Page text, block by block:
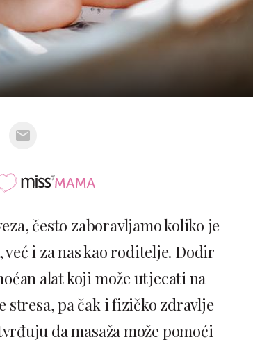
često zaboravljamo koliko je
već i za nas kao roditelje. Dodir
alat koji može utjecati na
stresa, pa čak i fizičko zdravlje
da masaža može pomoći